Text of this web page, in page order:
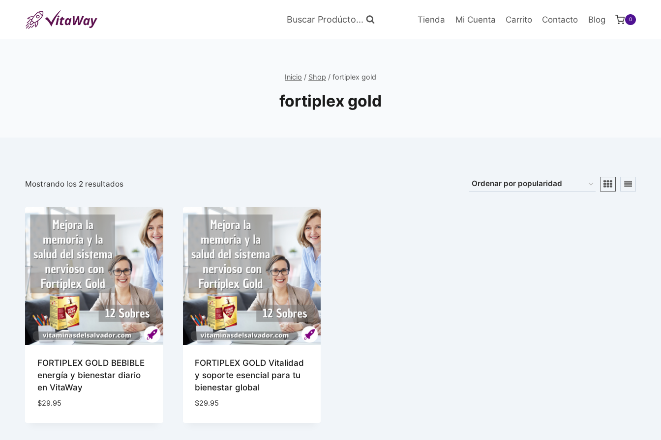
Buscar Prodúcto... Tienda Mi Cuenta Carrito Contacto Blog 0
Inicio / Shop / fortiplex gold
fortiplex gold
Mostrando los 2 resultadosOrdenado
popularidad
FORTIPLEX GOLD BEBIBLE
energía y bienestar diario
en VitaWay
$29.95
FORTIPLEX GOLD Vitalidad
y soporte esencial para tu
bienestar global
$29.95